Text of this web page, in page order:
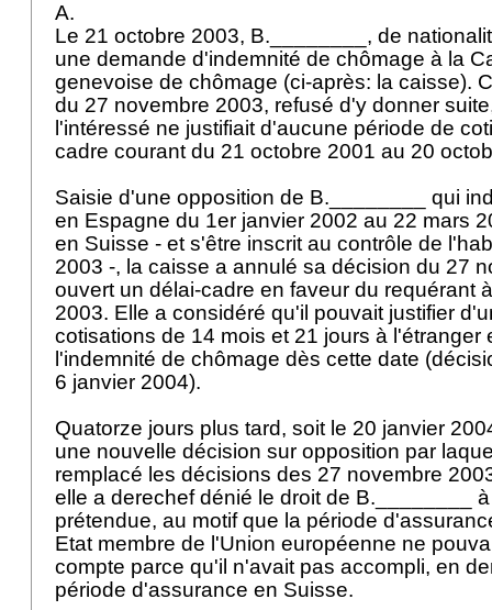
A.
Le 21 octobre 2003, B.________, de
une demande d'indemnité de chômage à la
genevoise de chômage (ci-après: la caisse).
du 27 novembre 2003, refusé d'y donner
l'intéressé ne justifiait d'aucune période de
cadre courant du 21 octobre 2001 au 20
Saisie d'une opposition de B.________ qui
en Espagne du 1er janvier 2002 au 22 mars
en Suisse - et s'être inscrit au contrôle de
2003 -, la caisse a annulé sa décision du 27
ouvert un délai-cadre en faveur du requérant
2003. Elle a considéré qu'il pouvait justifier
cotisations de 14 mois et 21 jours à l'étranger
l'indemnité de chômage dès cette date
6 janvier 2004).
Quatorze jours plus tard, soit le 20 janvier
une nouvelle décision sur opposition par
remplacé les décisions des 27 novembre
elle a derechef dénié le droit de B.________
prétendue, au motif que la période
Etat membre de l'Union européenne ne
compte parce qu'il n'avait pas accompli, en
période d'assurance en Suisse.